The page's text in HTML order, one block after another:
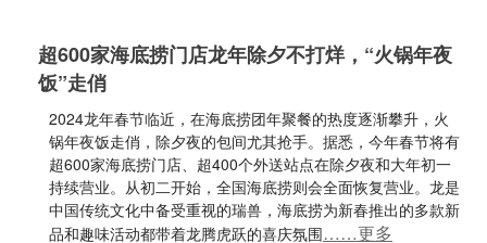
超600家海底捞门店龙年除夕不打烊，“火锅年夜
饭”走俏
2024龙年春节临近，在海底捞团年聚餐的热度逐渐攀升，火
锅年夜饭走俏，除夕夜的包间尤其抢手。据悉，今年春节将有
超600家海底捞门店、超400个外送站点在除夕夜和大年初一
持续营业。从初二开始，全国海底捞则会全面恢复营业。龙是
中国传统文化中备受重视的瑞兽，海底捞为新春推出的多款新
品和趣味活动都带着龙腾虎跃的喜庆氛围……更多